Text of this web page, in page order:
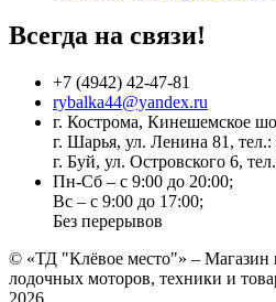
Всегда на связи!
+7 (4942) 42-47-81
rybalka44@yandex.ru
г. Кострома, Кинешемское
г. Шарья, ул. Ленина 81, тел.:
г. Буй, ул. Островского 6,
Пн-Сб – с 9:00 до 20:00;
Вс – с 9:00 до 17:00;
Без перерывов
© «ТД "Клёвое место"» – Магазин
лодочных моторов, техники и
2026